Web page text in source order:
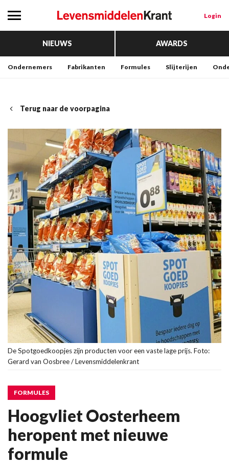
Login
NIEUWS AWARDS
Ondernemers Fabrikanten Formules Slijterijen
Terug naar de voorpagina
De Spotgoedkoopjes zijn producten voor een vaste lage prijs. Foto:
Gerard van Oosbree / Levensmiddelenkrant
FORMULES
Hoogvliet Oosterheem
heropent met nieuwe
formule